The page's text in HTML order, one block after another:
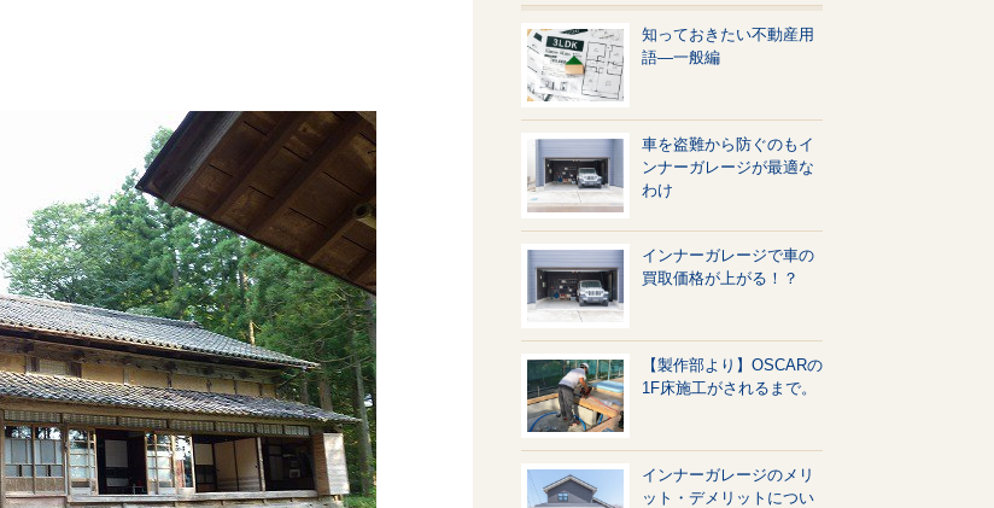
知っておきたい不動産用
語—一般編
車を盗難から防ぐのもイ
ンナーガレージが最適な
わけ
インナーガレージで車の
買取価格が上がる！？
【製作部より】OSCARの
1F床施工がされるまで。
インナーガレージのメリ
ット・デメリットについ